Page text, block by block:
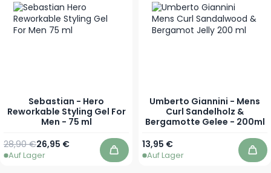
Sebastian - Hero
Reworkable Styling Gel For
Men - 75 ml
Sonderpreis
26,95 €
Regulärer Preis
28,90 €
Auf Lager In den Warenkorb
Umberto Giannini - Mens
Curl Sandelholz &
Bergamotte Gelee - 200ml
13,95 €
Auf Lager In